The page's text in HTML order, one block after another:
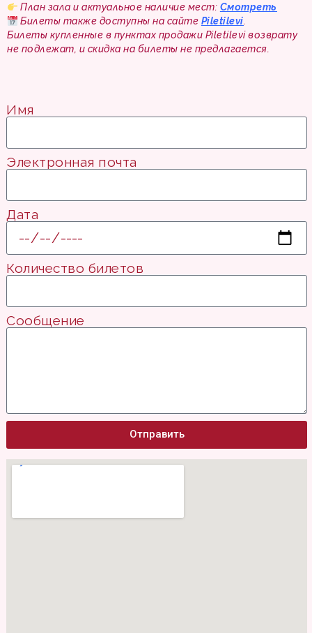
План зала и актуальное наличие мест: Смотреть
Билеты также доступны на сайте Piletilevi.
Билеты купленные в пунктах продажи Piletilevi возврату
не подлежат, и скидка на билеты не предлагается.
Имя
Электронная почта
Дата
Количество билетов
Сообщение
Отправить